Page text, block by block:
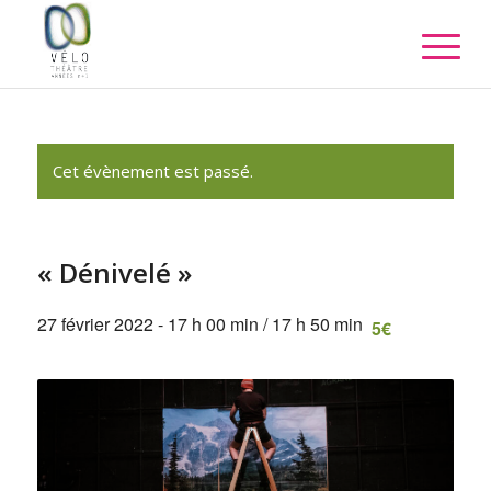
Cet évènement est passé.
« Dénivelé »
27 février 2022 - 17 h 00 min /17 h 50 min 5€